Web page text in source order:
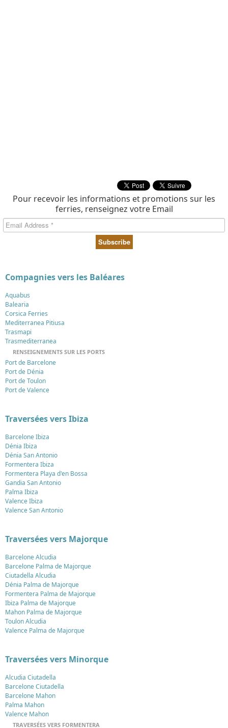
Pour recevoir les informations et promotions sur les
ferries, renseignez votre Email
Compagnies vers les Baléares
Aquabus
Balearia
Corsica Ferries
Mediterranea Pitiusa
Trasmapi
Trasmediterranea
RENSEIGNEMENTS SUR LES PORTS
Port de Barcelone
Port de Dénia
Port de Toulon
Port de Valence
Traversées vers Ibiza
Barcelone Ibiza
Dénia Ibiza
Dénia San Antonio
Formentera Ibiza
Formentera Playa d'en Bossa
Gandia San Antonio
Palma Ibiza
Valence Ibiza
Valence San Antonio
Traversées vers Majorque
Barcelone Alcudia
Barcelone Palma de Majorque
Ciutadella Alcudia
Dénia Palma de Majorque
Formentera Palma de Majorque
Ibiza Palma de Majorque
Mahon Palma de Majorque
Toulon Alcudia
Valence Palma de Majorque
Traversées vers Minorque
Alcudia Ciutadella
Barcelone Ciutadella
Barcelone Mahon
Palma Mahon
Valence Mahon
TRAVERSÉES VERS FORMENTERA